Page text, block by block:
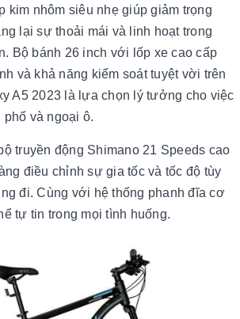
kim nhôm siêu nhẹ giúp giảm trọng
lại sự thoải mái và linh hoạt trong
Bộ bánh 26 inch với lốp xe cao cấp
và khả năng kiểm soát tuyệt vời trên
A5 2023 là lựa chọn lý tưởng cho việc
phố và ngoại ô.
truyền động Shimano 21 Speeds cao
điều chỉnh sự gia tốc và tốc độ tùy
đi. Cùng với hệ thống phanh đĩa cơ
tự tin trong mọi tình huống.